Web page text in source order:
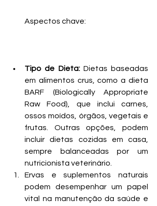
Aspectos chave:
Tipo de Dieta: Dietas baseadas
em alimentos crus, como a dieta
BARF (Biologically Appropriate
Raw Food), que inclui carnes,
ossos moídos, órgãos, vegetais e
frutas. Outras opções, podem
incluir dietas cozidas em casa,
sempre balanceadas por um
nutricionista veterinário.
Ervas e suplementos naturais
podem desempenhar um papel
vital na manutenção da saúde e